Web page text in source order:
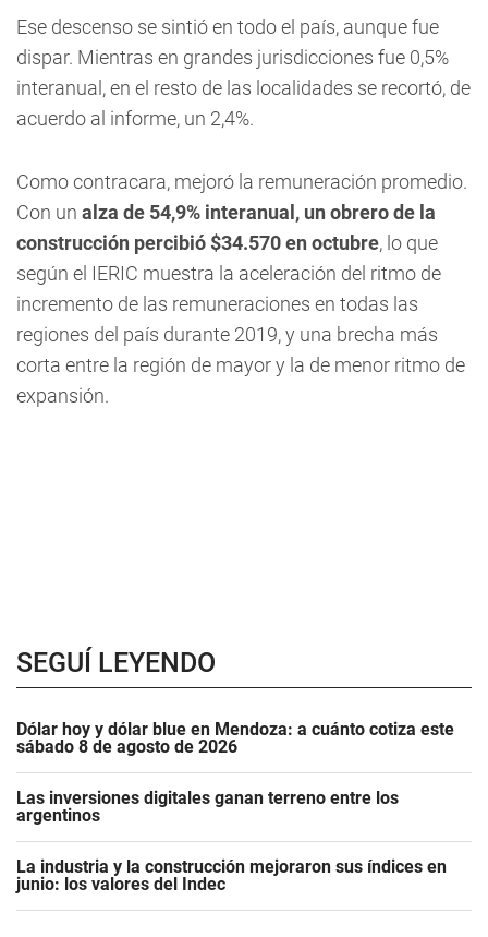
Ese descenso se sintió en todo el país, aunque fue
dispar. Mientras en grandes jurisdicciones fue 0,5%
interanual, en el resto de las localidades se recortó, de
acuerdo al informe, un 2,4%.
Como contracara, mejoró la remuneración promedio.
Con un alza de 54,9% interanual, un obrero de la
construcción percibió $34.570 en octubre, lo que
según el IERIC muestra la aceleración del ritmo de
incremento de las remuneraciones en todas las
regiones del país durante 2019, y una brecha más
corta entre la región de mayor y la de menor ritmo de
expansión.
SEGUÍ LEYENDO
Dólar hoy y dólar blue en Mendoza: a cuánto cotiza este
sábado 8 de agosto de 2026
Las inversiones digitales ganan terreno entre los
argentinos
La industria y la construcción mejoraron sus índices en
junio: los valores del Indec